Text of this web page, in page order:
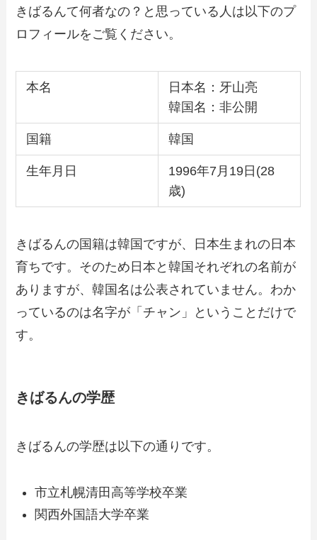
きばるんて何者なの？と思っている人は以下のプ
ロフィールをご覧ください。
本名
日本名：牙山亮
韓国名：非公開
国籍 韓国
生年月日
1996年7月19日(28
歳)
きばるんの国籍は韓国ですが、日本生まれの日本
育ちです。そのため日本と韓国それぞれの名前が
ありますが、韓国名は公表されていません。わか
っているのは名字が「チャン」ということだけで
す。
きばるんの学歴
きばるんの学歴は以下の通りです。
市立札幌清田高等学校卒業
関西外国語大学卒業